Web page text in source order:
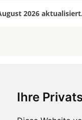
Ihre
2026 aktualisiert.